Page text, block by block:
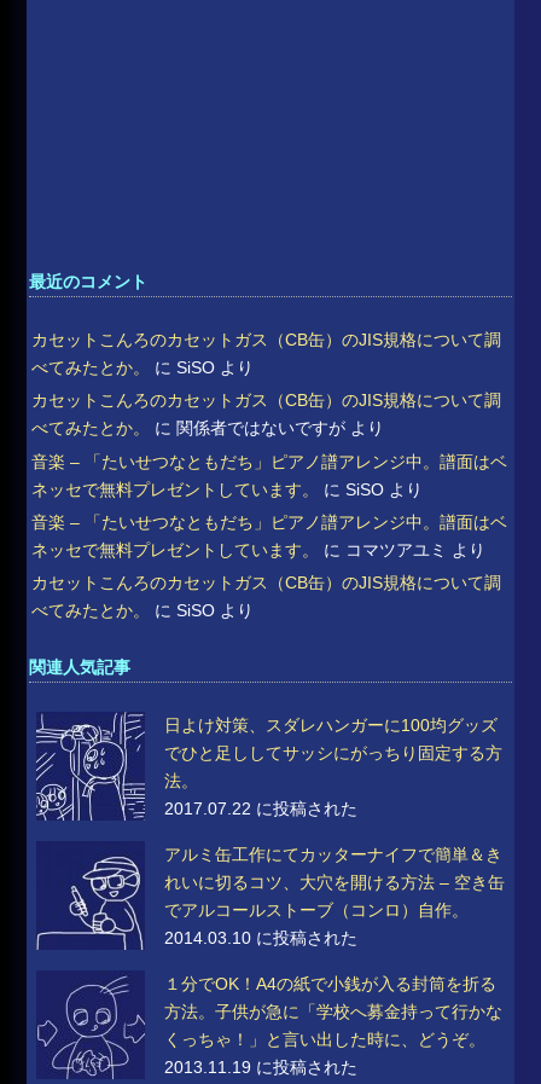
最近のコメント
カセットこんろのカセットガス（CB缶）のJIS規格について調
べてみたとか。
にSiSO より
カセットこんろのカセットガス（CB缶）のJIS規格について調
べてみたとか。
に 関係者ではないですが より
音楽 – 「たいせつなともだち」ピアノ譜アレンジ中。譜面はベ
ネッセで無料プレゼントしています。
にSiSO より
音楽 – 「たいせつなともだち」ピアノ譜アレンジ中。譜面はベ
ネッセで無料プレゼントしています。
に コマツアユミ
より
カセットこんろのカセットガス（CB缶）のJIS規格について調
べてみたとか。
にSiSO より
関連人気記事
日よけ対策、スダレハンガーに100均グッズ
でひと足ししてサッシにがっちり固定する方
法。
2017.07.22 に投稿された
アルミ缶工作にてカッターナイフで簡単＆き
れいに切るコツ、大穴を開ける方法 – 空き缶
でアルコールストーブ（コンロ）自作。
2014.03.10 に投稿された
１分でOK！A4の紙で小銭が入る封筒を折る
方法。子供が急に「学校へ募金持って行かな
くっちゃ！」と言い出した時に、どうぞ。
2013.11.19 に投稿された